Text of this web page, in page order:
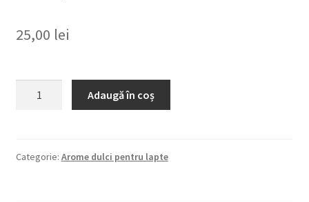
25,00 lei
Bautura
Adaugă în coș
Categorie: Arome dulci pentru lapte